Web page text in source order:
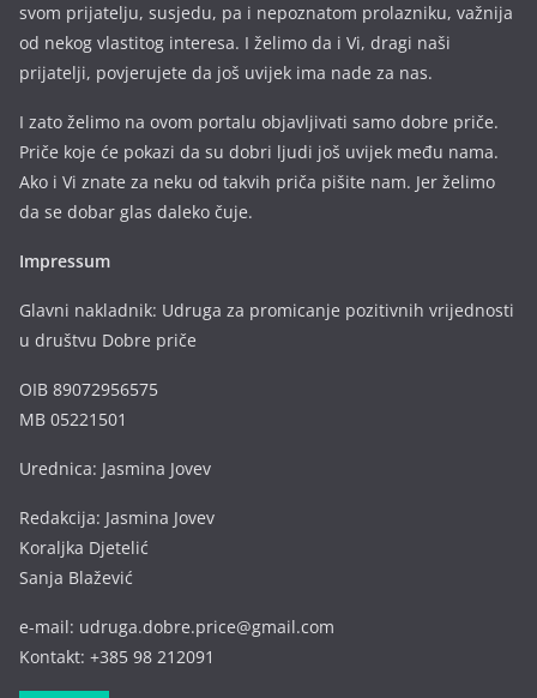
svom prijatelju, susjedu, pa i nepoznatom prolazniku, važnija
od nekog vlastitog interesa. I želimo da i Vi, dragi naši
prijatelji, povjerujete da još uvijek ima nade za nas.
I zato želimo na ovom portalu objavljivati samo dobre priče.
Priče koje će pokazi da su dobri ljudi još uvijek među nama.
Ako i Vi znate za neku od takvih priča pišite nam. Jer želimo
da se dobar glas daleko čuje.
Impressum
Glavni nakladnik: Udruga za promicanje pozitivnih vrijednosti
u društvu Dobre priče
OIB 89072956575
MB 05221501
Urednica: Jasmina Jovev
Redakcija: Jasmina Jovev
Koraljka Djetelić
Sanja Blažević
e-mail: udruga.dobre.price@gmail.com
Kontakt: +385 98 212091